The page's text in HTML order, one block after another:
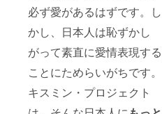
必ず愛があるはずです。し
かし、日本人は恥ずかし
がって素直に愛情表現する
ことにためらいがちです。
キスミン・プロジェクト